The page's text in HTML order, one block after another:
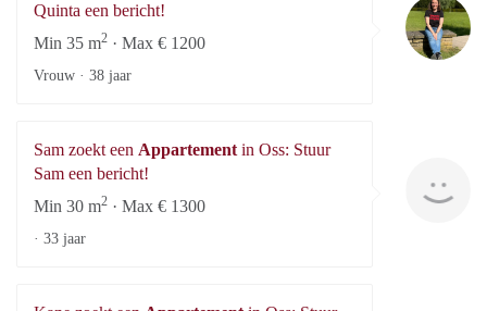
Quinta een bericht!
Min 35 m2 · Max € 1200
Vrouw · 38 jaar
Sam zoekt een Appartement in Oss: Stuur
Sam een bericht!
Min 30 m2 · Max € 1300
· 33 jaar